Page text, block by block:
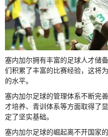
塞内加尔拥有丰富的足球人才储
们积累了丰富的比赛经验，这将
的水平。
塞内加尔足球的管理体系不断完
才培养、青训体系等方面取得了
定了坚实基础。
塞内加尔足球的崛起离不开国家